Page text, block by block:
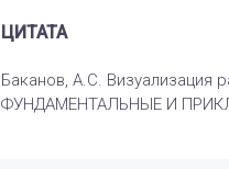
ЦИТАТА
Баканов, А.С. Визуализация
ФУНДАМЕНТАЛЬНЫЕ И